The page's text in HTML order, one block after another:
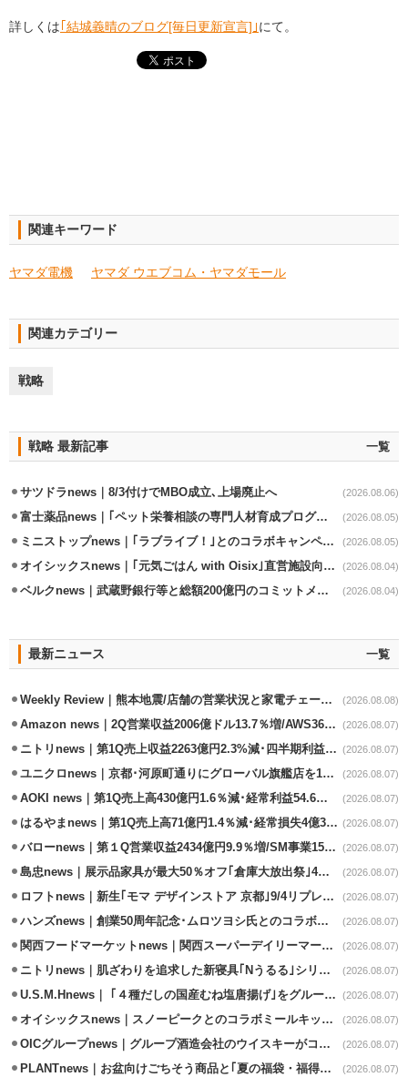
詳しくは ｢結城義晴のブログ[毎日更新宣言]｣にて。
関連キーワード
ヤマダ電機 ヤマダ ウエブコム・ヤマダモール
関連カテゴリー
戦略
戦略 最新記事 一覧
サツドラnews｜8/3付けでMBO成立､上場廃止へ (2026.08.06)
富士薬品news｜｢ペット栄養相談の専門人材育成プログラム｣7月から開始 (2026.08.05)
ミニストップnews｜｢ラブライブ！｣とのコラボキャンペーン8/5から開催 (2026.08.05)
オイシックスnews｜｢元気ごはん with Oisix｣直営施設向けサービスを開始 (2026.08.04)
ベルクnews｜武蔵野銀行等と総額200億円のコミットメント契約 (2026.08.04)
最新ニュース 一覧
Weekly Review｜熊本地震/店舗の営業状況と家電チェーンの支援策 (2026.08.08)
Amazon news｜2Q営業収益2006億ドル13.7％増/AWS36.8％％増が貢献 (2026.08.07)
ニトリnews｜第1Q売上収益2263億円2.3%減･四半期利益1.4％減 (2026.08.07)
ユニクロnews｜京都･河原町通りにグローバル旗艦店を11/6開設 (2026.08.07)
AOKI news｜第1Q売上高430億円1.6％減･経常利益54.6％減 (2026.08.07)
はるやまnews｜第1Q売上高71億円1.4％減･経常損失4億3800万円 (2026.08.07)
バローnews｜第１Q営業収益2434億円9.9％増/SM事業15.5％増と絶好調 (2026.08.07)
島忠news｜展示品家具が最大50％オフ｢倉庫大放出祭｣4店舗限定で開催 (2026.08.07)
ロフトnews｜新生｢モマ デザインストア 京都｣9/4リプレイスオープン (2026.08.07)
ハンズnews｜創業50周年記念･ムロツヨシ氏とのコラボ企画｢ムロハンズ｣開催 (2026.08.07)
関西フードマーケットnews｜関西スーパーデイリーマート蒲生店8/7改装 (2026.08.07)
ニトリnews｜肌ざわりを追求した新寝具｢Nうるる｣シリーズを発売 (2026.08.07)
U.S.M.Hnews｜ ｢４種だしの国産むね塩唐揚げ｣をグループ610店で共同販促 (2026.08.07)
オイシックスnews｜スノーピークとのコラボミールキット8/13発売 (2026.08.07)
OICグループnews｜グループ酒造会社のウイスキーがコンペティション受賞 (2026.08.07)
PLANTnews｜お盆向けごちそう商品と｢夏の福袋・福得カート｣8/8から開催 (2026.08.07)